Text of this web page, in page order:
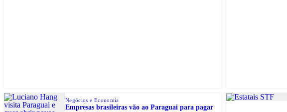
Negócios e Economia
Empresas brasileiras vão ao Paraguai para pagar